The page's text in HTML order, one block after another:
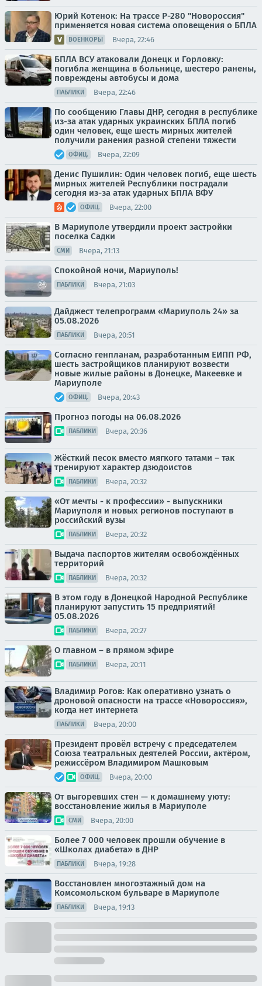
Юрий Котенок: На трассе Р-280 "Новороссия"
применяется новая система оповещения о БПЛА
ВОЕНКОРЫ Вчера, 22:46
БПЛА ВСУ атаковали Донецк и Горловку:
погибла женщина в больнице, шестеро ранены,
повреждены автобусы и дома
ПАБЛИКИ Вчера, 22:46
По сообщению Главы ДНР, сегодня в республике
из-за атак ударных украинских БПЛА погиб
один человек, еще шесть мирных жителей
получили ранения разной степени тяжести
ОФИЦ. Вчера, 22:09
Денис Пушилин: Один человек погиб, еще шесть
мирных жителей Республики пострадали
сегодня из-за атак ударных БПЛА ВФУ
ОФИЦ. Вчера, 22:00
В Мариуполе утвердили проект застройки
поселка Садки
СМИ Вчера, 21:13
Спокойной ночи, Мариуполь!
ПАБЛИКИ Вчера, 21:03
Дайджест телепрограмм «Мариуполь 24» за
05.08.2026
ПАБЛИКИ Вчера, 20:51
Согласно генпланам, разработанным ЕИПП РФ,
шесть застройщиков планируют возвести
новые жилые районы в Донецке, Макеевке и
Мариуполе
ОФИЦ. Вчера, 20:43
Прогноз погоды на 06.08.2026
ПАБЛИКИ Вчера, 20:36
Жёсткий песок вместо мягкого татами – так
тренируют характер дзюдоистов
ПАБЛИКИ Вчера, 20:32
«От мечты - к профессии» - выпускники
Мариуполя и новых регионов поступают в
российский вузы
ПАБЛИКИ Вчера, 20:32
Выдача паспортов жителям освобождённых
территорий
ПАБЛИКИ Вчера, 20:32
В этом году в Донецкой Народной Республике
планируют запустить 15 предприятий!
05.08.2026
ПАБЛИКИ Вчера, 20:27
О главном – в прямом эфире
ПАБЛИКИ Вчера, 20:11
Владимир Рогов: Как оперативно узнать о
дроновой опасности на трассе «Новороссия»,
когда нет интернета
ПАБЛИКИ Вчера, 20:00
Президент провёл встречу с председателем
Союза театральных деятелей России, актёром,
режиссёром Владимиром Машковым
ОФИЦ. Вчера, 20:00
От выгоревших стен — к домашнему уюту:
восстановление жилья в Мариуполе
СМИ Вчера, 20:00
Более 7 000 человек прошли обучение в
«Школах диабета» в ДНР
ПАБЛИКИ Вчера, 19:28
Восстановлен многоэтажный дом на
Комсомольском бульваре в Мариуполе
ПАБЛИКИ Вчера, 19:13